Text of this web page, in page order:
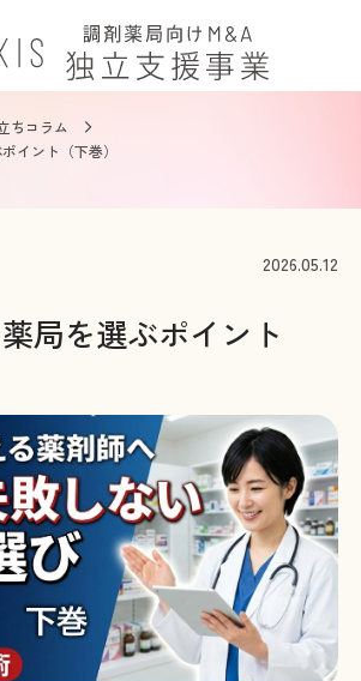
料ダウンロードはこちら
ちコラム
イント（下巻）
2026.05.12
局を選ぶポイント